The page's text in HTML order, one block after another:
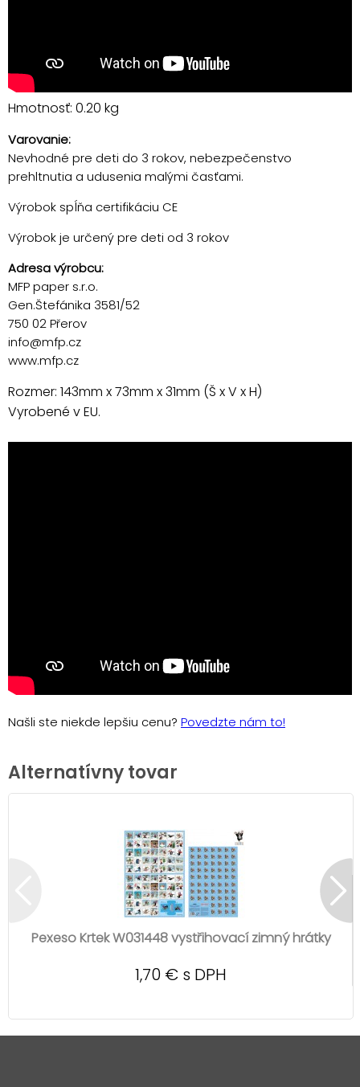
Hmotnosť: 0.20 kg
Varovanie:
Nevhodné pre deti do 3 rokov, nebezpečenstvo
prehltnutia a udusenia malými časťami.
Výrobok spĺňa certifikáciu CE
Výrobok je určený pre deti od 3 rokov
Adresa výrobcu:
MFP paper s.r.o.
Gen.Štefánika 3581/52
750 02 Přerov
info@mfp.cz
www.mfp.cz
Rozmer: 143mm x 73mm x 31mm (Š x V x H)
Vyrobené v EU.
Našli ste niekde lepšiu cenu? Povedzte nám to!
Alternatívny tovar
Pexeso Krtek W031448 vystřihovací zimný hrátky
1,70 € s DPH